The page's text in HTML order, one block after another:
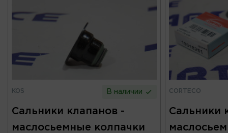
KOS В наличии
Сальники клапанов -
маслосьемные колпачки
CORTECO
Сальники